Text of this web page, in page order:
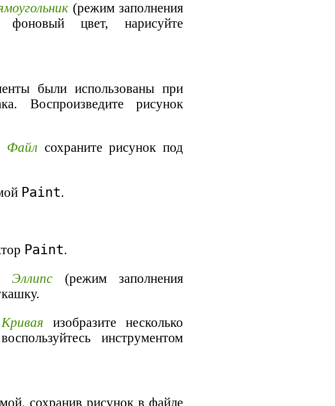
(режим заполнения
цвет, нарисуйте
были использованы при
Воспроизведите рисунок
Файл сохраните рисунок под
Paint.
Paint.
Эллипс (режим заполнения
Кривая изобразите несколько
инструментом
сохранив рисунок в файле